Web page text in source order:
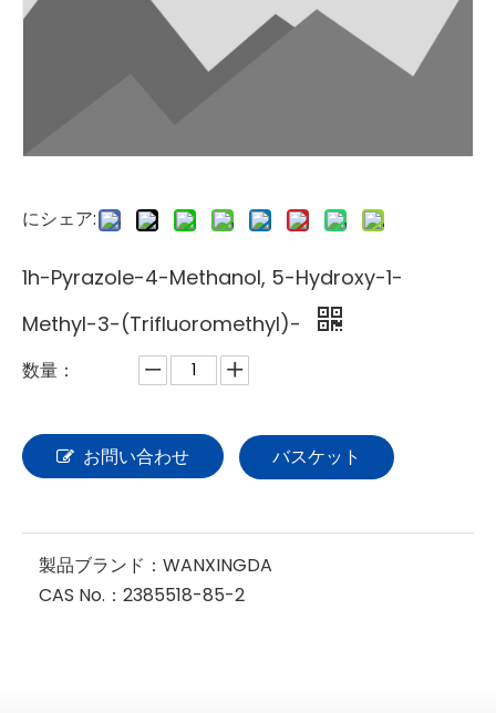
にシェア:
1h-Pyrazole-4-Methanol, 5-Hydroxy-1-
Methyl-3-(Trifluoromethyl)-
数量：
お問い合わせ バスケット
製品ブランド： WANXINGDA
CAS No.： 2385518-85-2